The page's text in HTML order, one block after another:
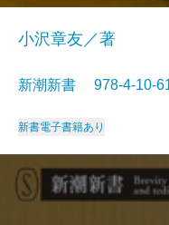
小沢章友／著
新潮新書 978-4-10-
新書電子書籍あり